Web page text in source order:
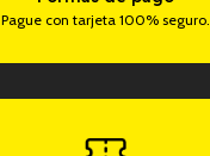
Pague con tarjeta 100% seguro.